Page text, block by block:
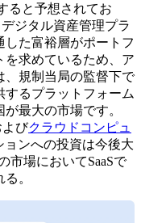
ると予想されてお
ジタル資産管理プラ
した富裕層がポートフ
を求めているため、ア
、規制当局の監督下で
するプラットフォーム
最大の市場です。
よびクラウドコンピュ
ンへの投資は今後大
市場においてSaaSで
。